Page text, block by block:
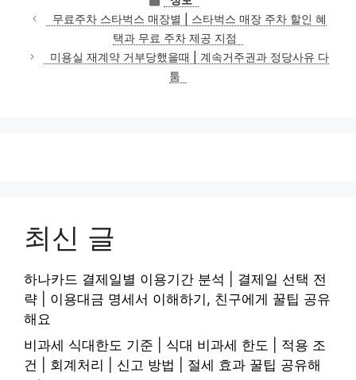
테
고
리
무료주차 스타벅스 매장별 | 스타벅스 매장 주차 할인 혜
택과 무료 주차 제공 지점
미용실 재계약 거부당했을때 | 계속거주권과 정당사유 다
툼
최신 글
하나카드 결제일별 이용기간 분석 | 결제일 선택 전
략 | 이용대금 명세서 이해하기, 친구에게 꿀팁 공유
해요
비과세 식대한도 기준 | 식대 비과세 한도 | 적용 조
건 | 회계처리 | 신고 방법 | 절세 효과 꿀팁 공유해